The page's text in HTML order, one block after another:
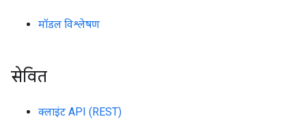
मॉडल विश्लेषण
सेवित
क्लाइंट API (REST)